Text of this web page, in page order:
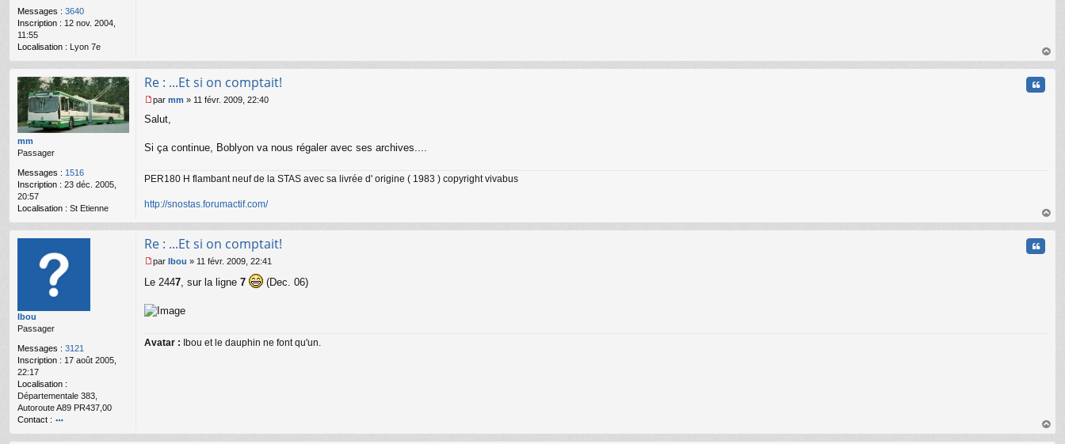
Messages : 3640
Inscription : 12 nov. 2004,
11:55
Localisation : Lyon 7e
au
mm
Passager
Messages : 1516
Inscription : 23 déc. 2005,
20:57
Localisation : St Etienne
Re : ...Et si on comptait!
e
e
o
par mm » 11 févr. 2009, 22:40
Salut,
Si ça continue, Boblyon va nous régaler avec ses archives....
PER180 H flambant neuf de la STAS avec sa livrée d' origine ( 1983 ) copyright vivabus
http://snostas.forumactif.com/
au
Ibou
Passager
Messages : 3121
Inscription : 17 août 2005,
22:17
Localisation :
Départementale 383,
Autoroute A89 PR437,00
Contact :
o
Re : ...Et si on comptait!
e
s
a
e
par Ibou » 11 févr. 2009, 22:41
Le 2447, sur la ligne 7 (Dec. 06)
Avatar : Ibou et le dauphin ne font qu'un.
au